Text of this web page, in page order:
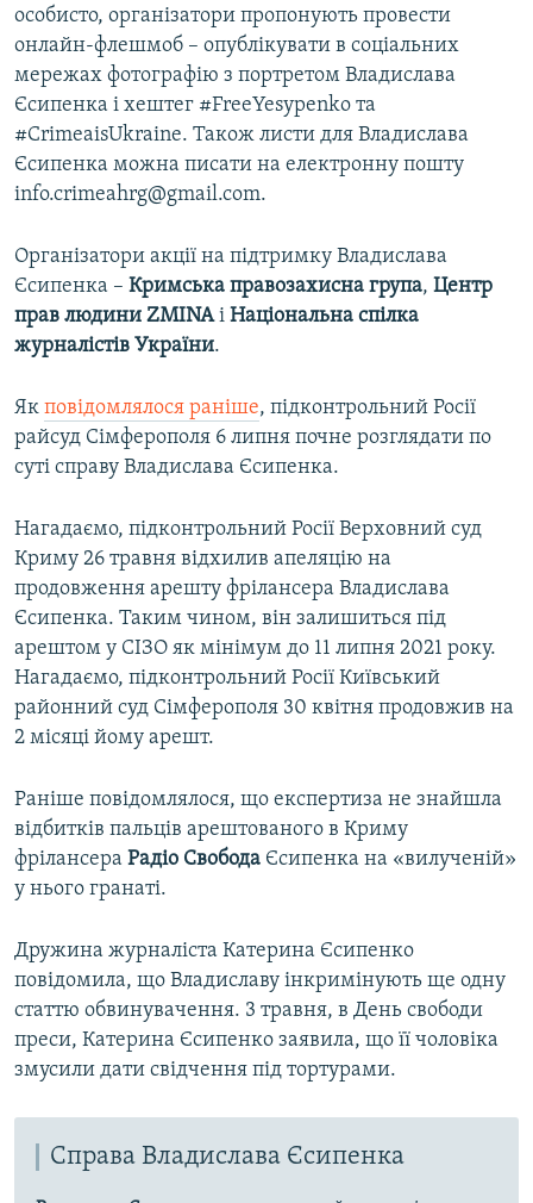
особисто, організатори пропонують провести
онлайн-флешмоб – опублікувати в соціальних
мережах фотографію з портретом Владислава
Єсипенка і хештег #FreeYesypenko та
#CrimeaisUkraine. Також листи для Владислава
Єсипенка можна писати на електронну пошту
info.crimeahrg@gmail.com.
Організатори акції на підтримку Владислава
Єсипенка – Кримська правозахисна група, Центр
прав людини ZMINAі Національна спілка
журналістів України.
Як повідомлялося раніше, підконтрольний Росії
райсуд Сімферополя 6 липня почне розглядати по
суті справу Владислава Єсипенка.
Нагадаємо, підконтрольний Росії Верховний суд
Криму 26 травня відхилив апеляцію на
продовження арешту фрілансера Владислава
Єсипенка. Таким чином, він залишиться під
арештом у СІЗО як мінімум до 11 липня 2021 року.
Нагадаємо, підконтрольний Росії Київський
районний суд Сімферополя 30 квітня продовжив на
2 місяці йому арешт.
Раніше повідомлялося, що експертиза не знайшла
відбитків пальців арештованого в Криму
фрілансера Радіо Свобода Єсипенка на «вилученій»
у нього гранаті.
Дружина журналіста Катерина Єсипенко
повідомила, що Владиславу інкримінують ще одну
статтю обвинувачення. 3 травня, в День свободи
преси, Катерина Єсипенко заявила, що її чоловіка
змусили дати свідчення під тортурами.
Справа Владислава Єсипенка